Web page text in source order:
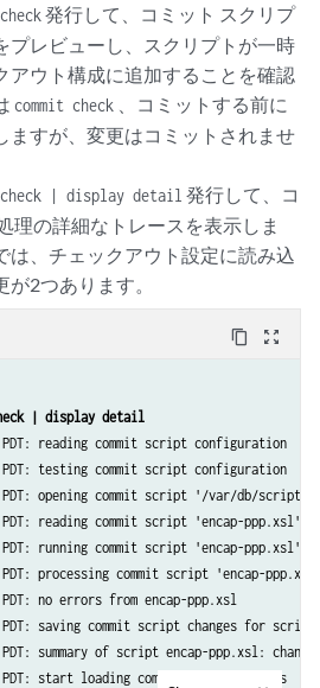
発行して、コミット スクリプ
プレビューし、スクリプトが一時
アウト構成に追加することを確認
commit check
、コミットする前に
ますが、変更はコミットされませ
check | display detail 発行して、コ
理の詳細なトレースを表示しま
は、チェックアウト設定に読み込
2つあります。
content_copy zoom_out_map
| display detail
PDT: reading commit script configuration
PDT: testing commit script configuration
PDT: opening commit script '/var/db/scripts/
PDT: reading commit script 'encap-ppp.xsl'
PDT: running commit script 'encap-ppp.xsl'
PDT: processing commit script 'encap-
no errors from encap-ppp.xsl
PDT: saving commit script changes for script
PDT: summary of script encap-ppp.xsl:
PDT: start loading commit script changes